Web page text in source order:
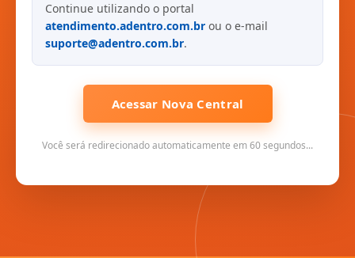
Continue utilizando o portal
atendimento.adentro.com.br ou o e-mail
suporte@adentro.com.br.
Acessar Nova Central
Você será redirecionado automaticamente em 60 segundos...